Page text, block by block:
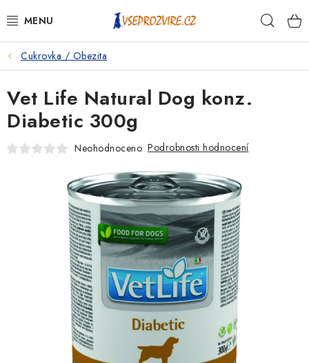
na
PSI
KOČKY
KONĚ
PRO CHOVATELE
NA NEMOCI
KRÁLÍCI/HLODAVCI/PTÁCI
Cukrovka / Obezita
Vet Life Natural Dog konz.
Diabetic 300g
Neohodnoceno Podrobnosti hodnocení